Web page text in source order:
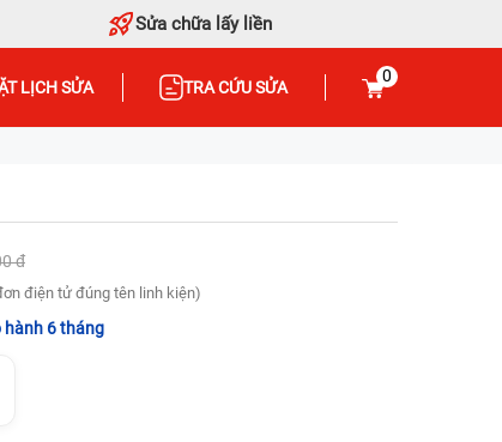
Sửa chữa lấy liền
LỊCH SỬA TRA CỨU SỬA
0
đ
điện tử đúng tên linh kiện)
hành 6 tháng